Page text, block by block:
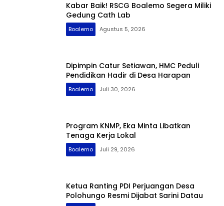
Kabar Baik! RSCG Boalemo Segera Miliki
Gedung Cath Lab
Boalemo Agustus 5, 2026
Dipimpin Catur Setiawan, HMC Peduli
Pendidikan Hadir di Desa Harapan
Boalemo Juli 30, 2026
Program KNMP, Eka Minta Libatkan
Tenaga Kerja Lokal
Boalemo Juli 29, 2026
Ketua Ranting PDI Perjuangan Desa
Polohungo Resmi Dijabat Sarini Datau